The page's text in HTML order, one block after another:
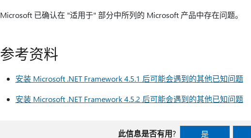
Microsoft 已确认在 "适用于" 部分中所列的 Microsoft 产品中存在问题。
参考资料
安装 Microsoft .NET Framework 4.5.1 后可能会遇到的其他已知问题
安装 Microsoft .NET Framework 4.5.2 后可能会遇到的其他已知问题
此信息是否有用? 是